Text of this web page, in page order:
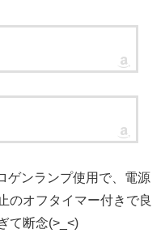
ゲンランプ使用で、電源
のオフタイマー付きで良
て断念(>_<)